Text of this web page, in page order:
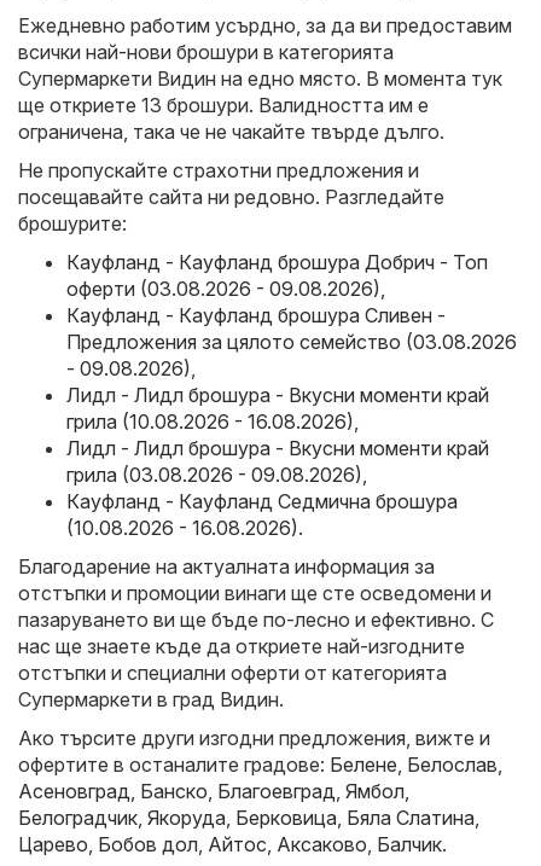
Ежедневно работим усърдно, за да ви предоставим
всички най-нови брошури в категорията
Супермаркети Видин на едно място. В момента тук
ще откриете 13 брошури. Валидността им е
ограничена, така че не чакайте твърде дълго.
Не пропускайте страхотни предложения и
посещавайте сайта ни редовно. Разгледайте
брошурите:
Кауфланд - Кауфланд брошура Добрич - Топ
оферти (03.08.2026 - 09.08.2026),
Кауфланд - Кауфланд брошура Сливен -
Предложения за цялото семейство (03.08.2026
- 09.08.2026),
Лидл - Лидл брошура - Вкусни моменти край
грила (10.08.2026 - 16.08.2026),
Лидл - Лидл брошура - Вкусни моменти край
грила (03.08.2026 - 09.08.2026),
Кауфланд - Кауфланд Седмична брошура
(10.08.2026 - 16.08.2026).
Благодарение на актуалната информация за
отстъпки и промоции винаги ще сте осведомени и
пазаруването ви ще бъде по-лесно и ефективно. С
нас ще знаете къде да откриете най-изгодните
отстъпки и специални оферти от категорията
Супермаркети в град Видин.
Ако търсите други изгодни предложения, вижте и
офертите в останалите градове: Белене, Белослав,
Асеновград, Банско, Благоевград, Ямбол,
Белоградчик, Якоруда, Берковица, Бяла Слатина,
Царево, Бобов дол, Айтос, Аксаково, Балчик.